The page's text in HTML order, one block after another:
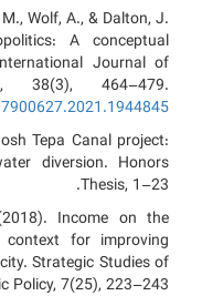
Wolf, A., & Dalton, J.
A conceptual
Journal of
38(3), 464–479.
Tepa Canal project:
diversion. Honors
Thesis, 1–23.
Income on the
for improving
Strategic Studies of
Policy, 7(25), 223–243.